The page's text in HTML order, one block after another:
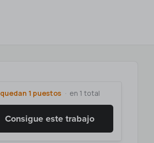
quedan 1 puestos en 1 total
Consigue este trabajo